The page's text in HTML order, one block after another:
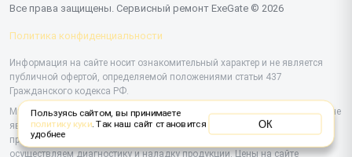
Все права защищены. Сервисный ремонт ExeGate © 2026
Политика конфиденциальности
Информация на сайте носит ознакомительный характер и не является
публичной офертой, определяемой положениями статьи 437
Гражданского кодекса РФ.
Мы специализируемся на обслуживании и ремонте техники ExeGate, но не
являемся их официальным представителем. Предоставляем
профессиональные услуги после истечения гарантии, а также
осуществляем диагностику и наладку продукции. Цены на сайте
Пользуясь сайтом, вы принимаете
политику куки. Так наш сайт становится
удобнее
ОК